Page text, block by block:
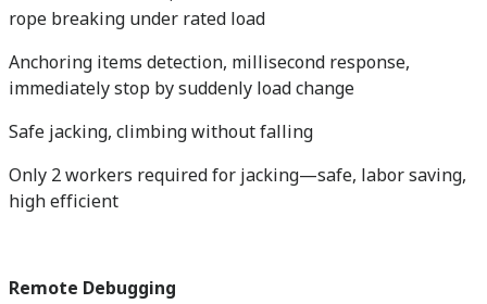
rope breaking under rated load
Anchoring items detection, millisecond response,
immediately stop by suddenly load change
Safe jacking, climbing without falling
Only 2 workers required for jacking—safe, labor saving,
high efficient
Remote Debugging